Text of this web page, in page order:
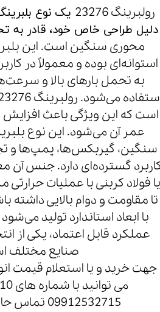
رولبرینگ 23276
یک نوع
دلیل طراحی خاص خود، قادر به
محوری سنگین است. این
استوانه‌ای بوده و معمولاً در
به تحمل بارهای بالا و
است که این ویژگی باعث
عمر آن می‌شود. این نوع
سنگین، گیربکس‌ها، پمپ‌ها و
گسترده‌ای دارد. جنس آن
فولاد کربنی با عملیات
با ابعاد استاندارد تولید
عملکرد قابل اعتماد، یکی از
صنایع مختلف
جهت خرید و یا استعلام قیمت
09912532715 تماس حاصل فرمایید.